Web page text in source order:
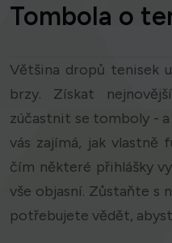
Tombola o
Většina dropů tenisek
brzy. Získat
zúčastnit se tomboly -
vás zajímá, jak vlastně
čím některé přihlášky
vše objasní. Zůstaňte s
potřebujete vědět,